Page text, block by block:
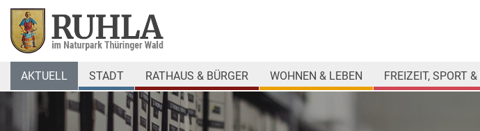
AKTUELL STADT RATHAUS & BÜRGER WOHNEN & LEBEN FREIZEIT, SPORT